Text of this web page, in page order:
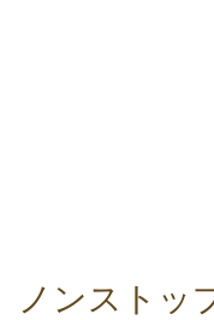
ノンストッ